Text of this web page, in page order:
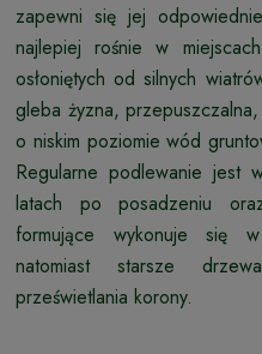
zapewni się jej
najlepiej rośnie w
osłoniętych od silnych
gleba żyzna,
o niskim poziomie wód
Regularne podlewanie jest
latach po posadzeniu
formujące wykonuje się
natomiast starsze
prześwietlania korony.